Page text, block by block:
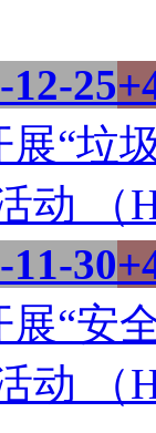
12-25
“垃
动 （
11-30
“安
动 （